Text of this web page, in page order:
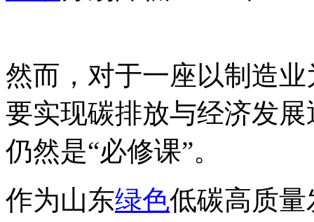
然而，对于一座以制造
要实现碳排放与经济发
仍然是“必修课”。
作为山东绿色低碳高质量